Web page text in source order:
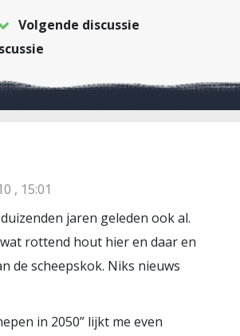
Volgende discussie
, 15:01
jaren geleden ook al.
rottend hout hier en daar en
de scheepskok. Niks nieuws
in 2050” lijkt me even